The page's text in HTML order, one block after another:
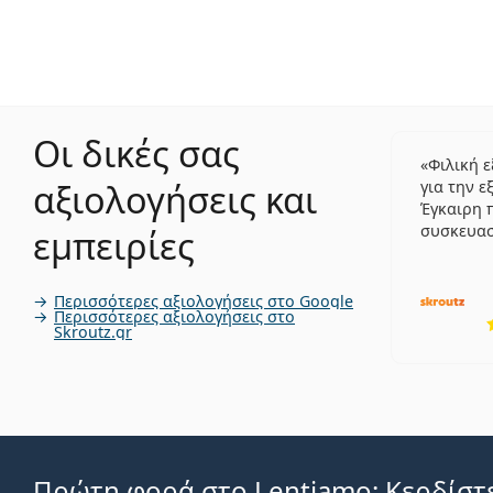
Οι δικές σας
αξιολογήσεις και
εμπειρίες
Περισσότερες αξιολογήσεις στο Google
Περισσότερες αξιολογήσεις στο
Skroutz.gr
Φιλική
για την
Έγκαιρη